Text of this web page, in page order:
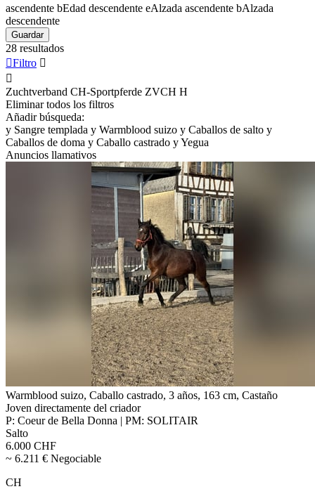
ascendente bEdad descendente eAlzada ascendente bAlzada
descendente
Guardar
28 resultados
Filtro 

Zuchtverband CH-Sportpferde ZVCH H
Eliminar todos los filtros
Añadir búsqueda:
y Sangre templada y Warmblood suizo y Caballos de salto y
Caballos de doma y Caballo castrado yYegua
Anuncios llamativos
Warmblood suizo, Caballo castrado, 3 años, 163 cm, Castaño
Joven directamente del criador
P: Coeur de Bella Donna | PM: SOLITAIR
Salto
6.000 CHF
~ 6.211 € Negociable
CH